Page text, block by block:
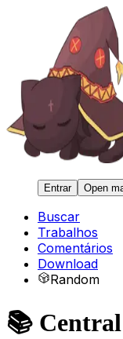
Entrar Open
Buscar
Trabalhos
Comentários
Download
Random
📚